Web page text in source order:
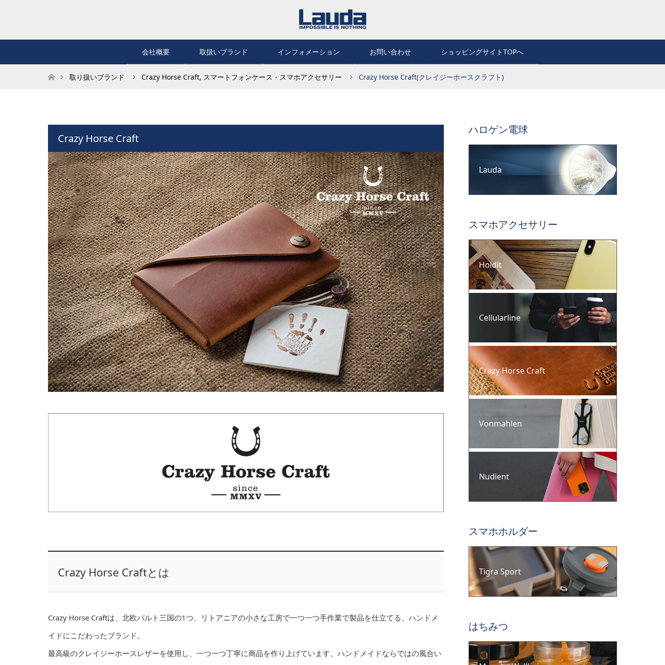
会社概要 取扱いブランド インフォメーション お問い合わせ ショッピングサイトTOPへ
ホーム取り扱いブランド Crazy Horse Craft, スマートフォンケース・スマホアクセサリー Crazy Horse Craft(クレイジーホースクラフト)
Crazy Horse Craft
Crazy Horse Craftとは
Crazy Horse Craftは、北欧バルト三国の1つ、リトアニアの小さな工房で一つ一つ手作業で製品を仕立てる、ハンドメ
イドにこだわったブランド。
最高級のクレイジーホースレザーを使用し、一つ一つ丁寧に商品を作り上げています。ハンドメイドならではの風合い
ハロゲン電球
Lauda
スマホアクセサリー
Holdit
Cellularline
Crazy Horse Craft
Vonmahlen
Nudient
スマホホルダー
Tigra Sport
はちみつ